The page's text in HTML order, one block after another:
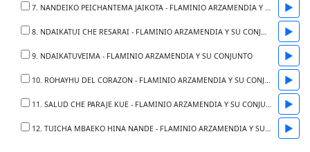
7. NANDEIKO PEICHANTEMA JAIKOTA - FLAMINIO ARZAMENDIA Y SU CONJUNTO ▶
8. NDAIKATUI CHE RESARAI - FLAMINIO ARZAMENDIA Y SU CONJUNTO ▶
9. NDAIKATUVEIMA - FLAMINIO ARZAMENDIA Y SU CONJUNTO ▶
10. ROHAYHU DEL CORAZON - FLAMINIO ARZAMENDIA Y SU CONJUNTO ▶
11. SALUD CHE PARAJE KUE - FLAMINIO ARZAMENDIA Y SU CONJUNTO ▶
12. TUICHA MBAEKO HINA NANDE - FLAMINIO ARZAMENDIA Y SU CONJUNTO ▶